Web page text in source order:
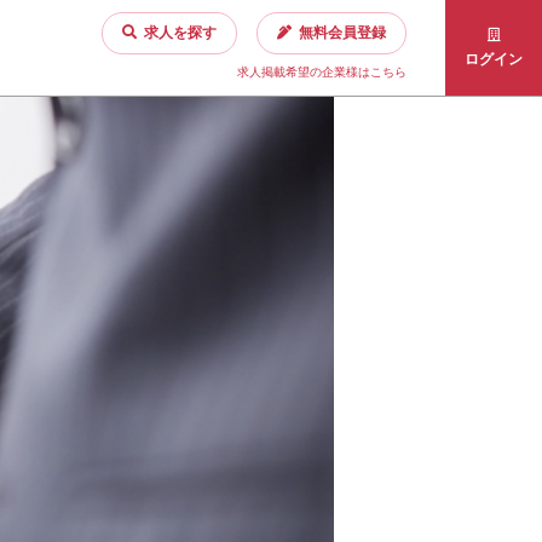
求人を探す 無料会員登録
求人掲載希望の企業様はこちら
ログイン